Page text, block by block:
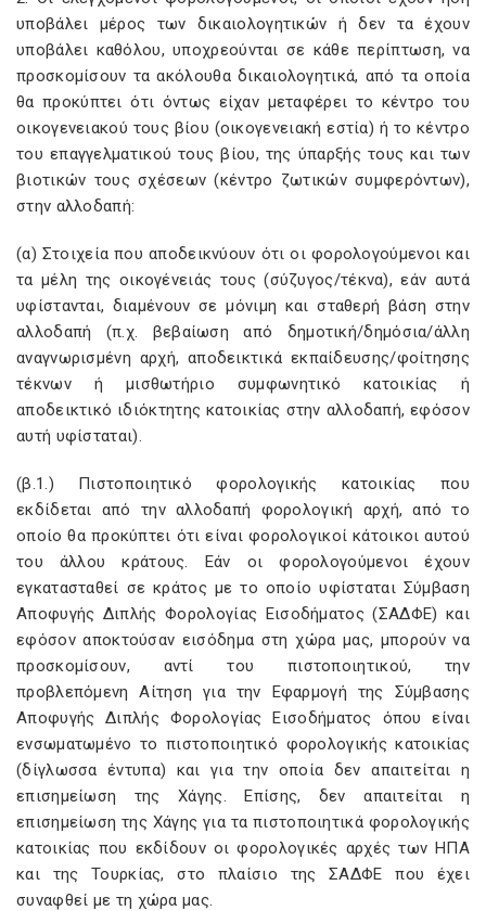
υποβάλει μέρος των δικαιολογητικών ή δεν τα έχουν
υποβάλει καθόλου, υποχρεούνται σε κάθε περίπτωση, να
προσκομίσουν τα ακόλουθα δικαιολογητικά, από τα οποία
θα προκύπτει ότι όντως είχαν μεταφέρει το κέντρο του
οικογενειακού τους βίου (οικογενειακή εστία) ή το κέντρο
του επαγγελματικού τους βίου, της ύπαρξής τους και των
βιοτικών τους σχέσεων (κέντρο ζωτικών συμφερόντων),
στην αλλοδαπή:
(α) Στοιχεία που αποδεικνύουν ότι οι φορολογούμενοι και
τα μέλη της οικογένειάς τους (σύζυγος/τέκνα), εάν αυτά
υφίστανται, διαμένουν σε μόνιμη και σταθερή βάση στην
αλλοδαπή (π.χ. βεβαίωση από δημοτική/δημόσια/άλλη
αναγνωρισμένη αρχή, αποδεικτικά εκπαίδευσης/φοίτησης
τέκνων ή μισθωτήριο συμφωνητικό κατοικίας ή
αποδεικτικό ιδιόκτητης κατοικίας στην αλλοδαπή, εφόσον
αυτή υφίσταται).
(β.1.) Πιστοποιητικό φορολογικής κατοικίας που
εκδίδεται από την αλλοδαπή φορολογική αρχή, από το
οποίο θα προκύπτει ότι είναι φορολογικοί κάτοικοι αυτού
του άλλου κράτους. Εάν οι φορολογούμενοι έχουν
εγκατασταθεί σε κράτος με το οποίο υφίσταται Σύμβαση
Αποφυγής Διπλής Φορολογίας Εισοδήματος (ΣΑΔΦΕ) και
εφόσον αποκτούσαν εισόδημα στη χώρα μας, μπορούν να
προσκομίσουν, αντί του πιστοποιητικού, την
προβλεπόμενη Αίτηση για την Εφαρμογή της Σύμβασης
Αποφυγής Διπλής Φορολογίας Εισοδήματος όπου είναι
ενσωματωμένο το πιστοποιητικό φορολογικής κατοικίας
(δίγλωσσα έντυπα) και για την οποία δεν απαιτείται η
επισημείωση της Χάγης. Επίσης, δεν απαιτείται η
επισημείωση της Χάγης για τα πιστοποιητικά φορολογικής
κατοικίας που εκδίδουν οι φορολογικές αρχές των ΗΠΑ
και της Τουρκίας, στο πλαίσιο της ΣΑΔΦΕ που έχει
συναφθεί με τη χώρα μας.